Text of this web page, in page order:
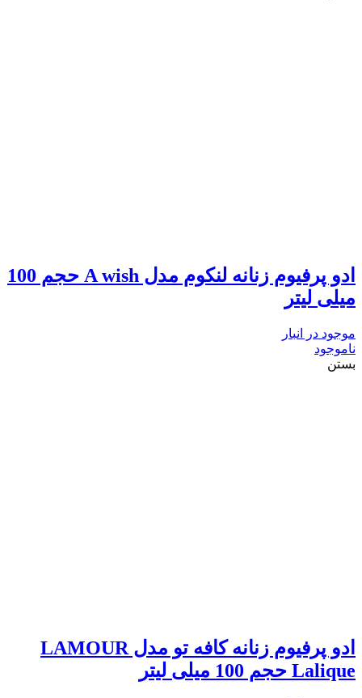
ادو پرفیوم زنانه لنکوم مدل A wish حجم 100
میلی لیتر
موجود در انبار
ناموجود
بستن
ادو پرفیوم زنانه کافه تو مدل LAMOUR
Lalique حجم 100 میلی لیتر